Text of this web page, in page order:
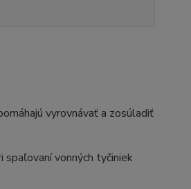
vyrovnávať a zosúladiť
spaľovaní vonných tyčiniek